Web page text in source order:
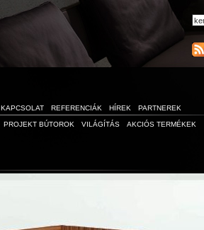
KAPCSOLAT REFERENCIÁK HÍREK PARTNEREK
PROJEKT BÚTOROK VILÁGÍTÁS AKCIÓS TERMÉKEK